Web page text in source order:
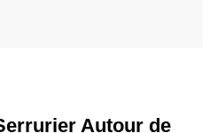
Autour de